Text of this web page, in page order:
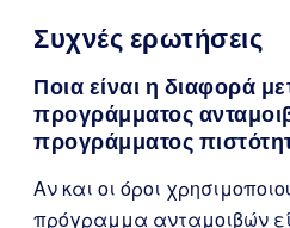
Συχνές ερωτήσεις
Ποια είναι η διαφορά
προγράμματος
προγράμματος
Αν και οι όροι
πρόγραμμα ανταμοιβών